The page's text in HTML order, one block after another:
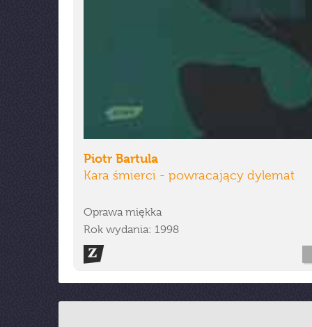
Piotr Bartula
Kara śmierci - powracający dylemat
Oprawa miękka
Rok wydania: 1998